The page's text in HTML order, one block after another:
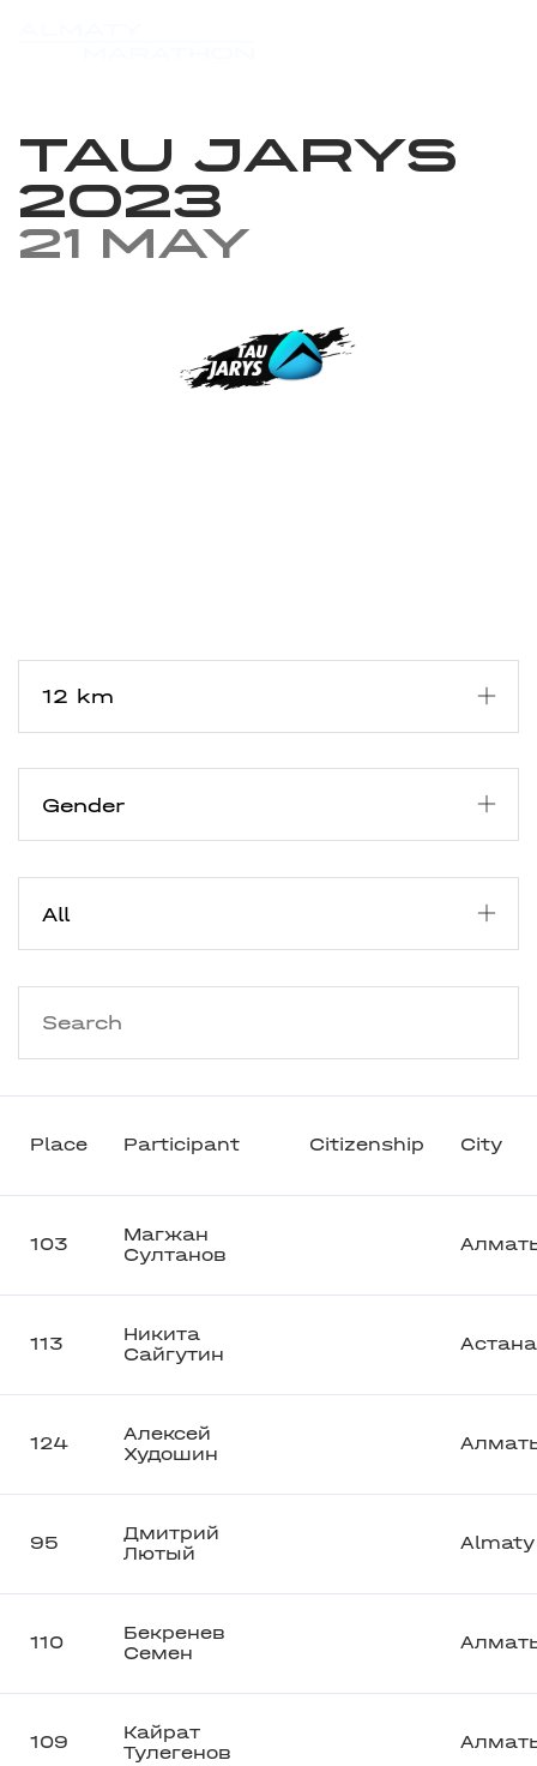
Tau Jarys
2023
21 May
Place Participant Citizenship City
103
Магжан
Султанов
113
Никита
Сайгутин
Астана
124
Алексей
Худошин
95
Дмитрий
Лютый
Almaty
110
Бекренев
Семен
109
Кайрат
Тулегенов